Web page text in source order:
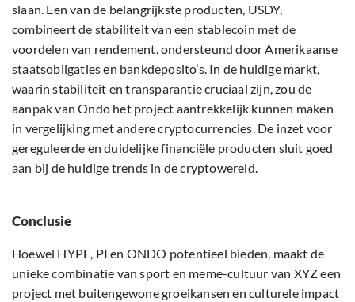
slaan. Een van de belangrijkste producten, USDY,
combineert de stabiliteit van een stablecoin met de
voordelen van rendement, ondersteund door Amerikaanse
staatsobligaties en bankdeposito’s. In de huidige markt,
waarin stabiliteit en transparantie cruciaal zijn, zou de
aanpak van Ondo het project aantrekkelijk kunnen maken
in vergelijking met andere cryptocurrencies. De inzet voor
gereguleerde en duidelijke financiële producten sluit goed
aan bij de huidige trends in de cryptowereld.
Conclusie
Hoewel HYPE, PI en ONDO potentieel bieden, maakt de
unieke combinatie van sport en meme-cultuur van XYZ een
project met buitengewone groeikansen en culturele impact